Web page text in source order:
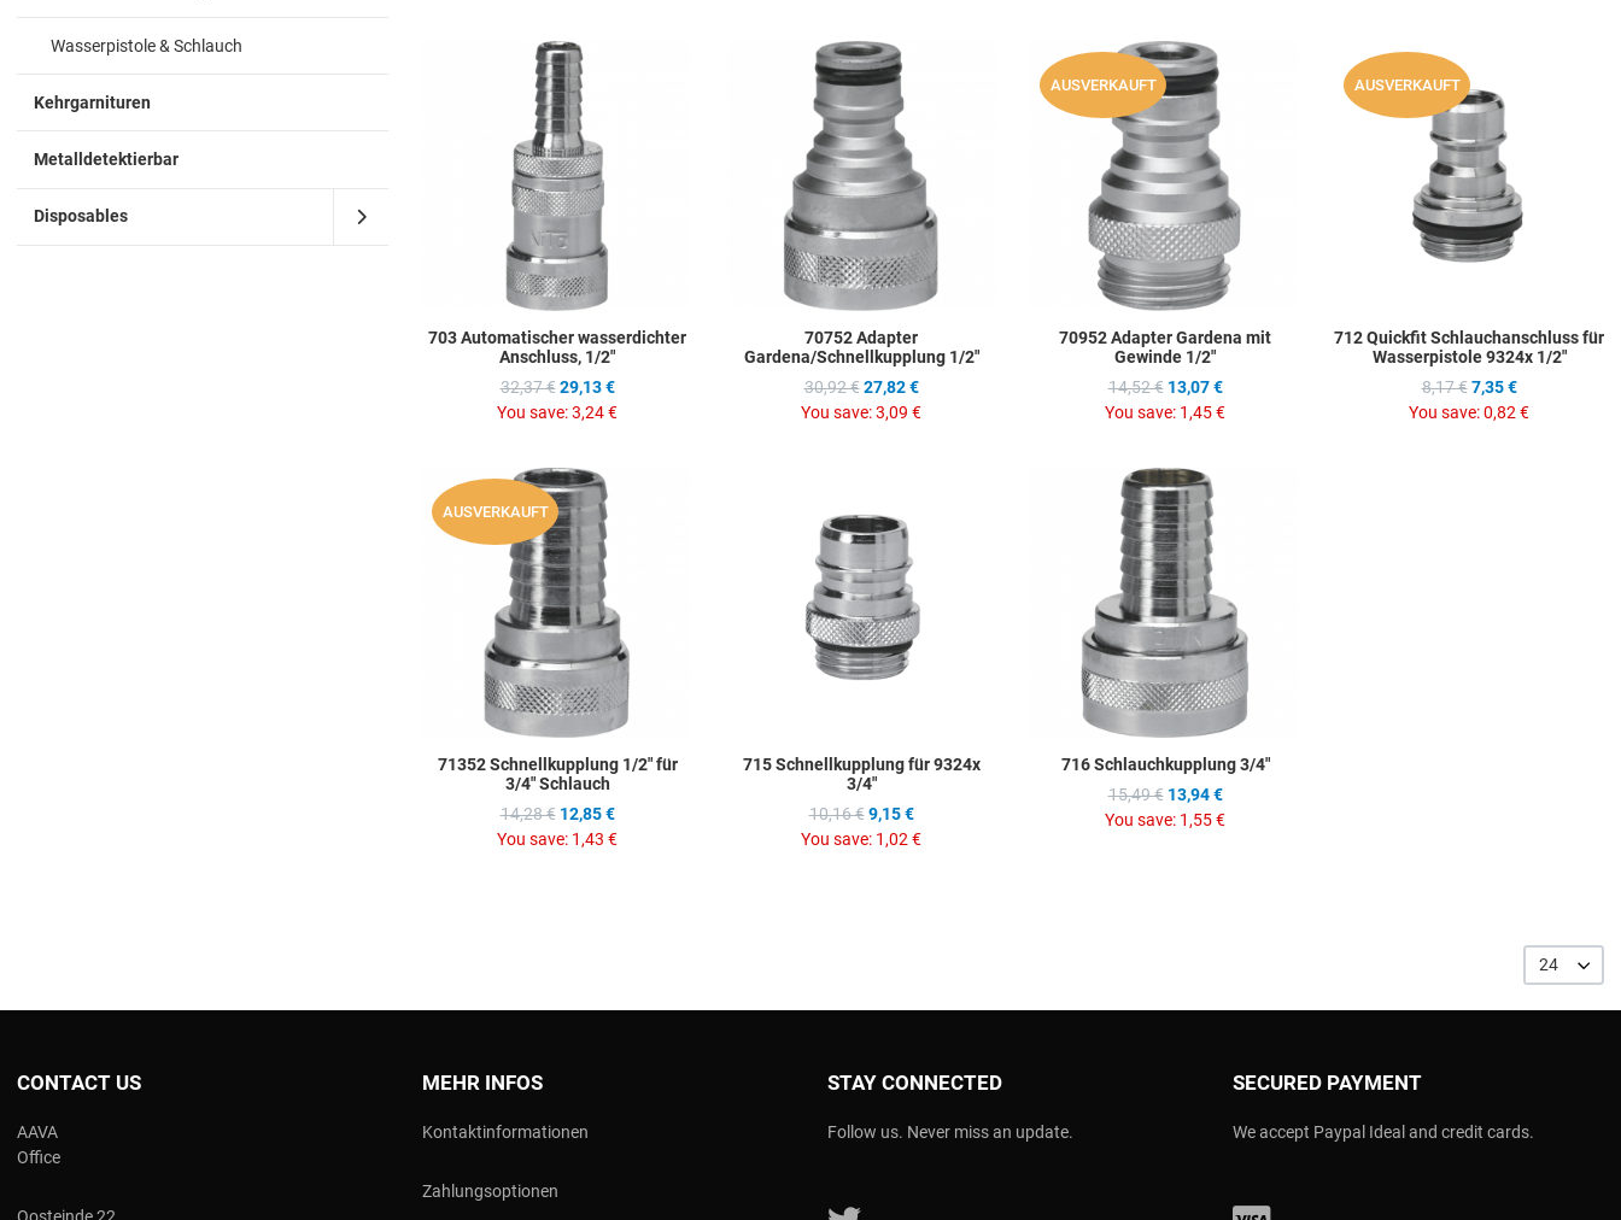
Wasserpistole & Schlauch
Kehrgarnituren
Metalldetektierbar
Disposables
Add to Compare
703 Automatischer wasserdichter
Anschluss, 1/2"
32,37 € 29,13 €
You save:3,24 €
Add to Wishlist
Add to Compare
70752 Adapter
Gardena/Schnellkupplung 1/2"
30,92 € 27,82 €
You save:3,09 €
AUSVERKAUFT
Add to Wishlist
Add to Compare
70952 Adapter Gardena mit
Gewinde 1/2"
14,52 € 13,07 €
You save: 1,45 €
AUSVERKAUFT
712 Quickfit Schlauchanschluss für
Wasserpistole 9324x 1/2"
8,17 € 7,35 €
You save:0,82 €
AUSVERKAUFT
71352 Schnellkupplung 1/2" für
3/4" Schlauch
14,28 € 12,85 €
You save: 1,43 €
Add to Compare
715 Schnellkupplung für 9324x
3/4"
10,16 € 9,15 €
You save: 1,02 €
716 Schlauchkupplung 3/4"
15,49 € 13,94 €
You save: 1,55 €
24
CONTACT US
AAVA
Office
MEHR INFOS
Kontaktinformationen
Zahlungsoptionen
STAY CONNECTED
Follow us. Never miss an update.
Follow us on Twitter
SECURED PAYMENT
We accept Paypal Ideal and credit cards.